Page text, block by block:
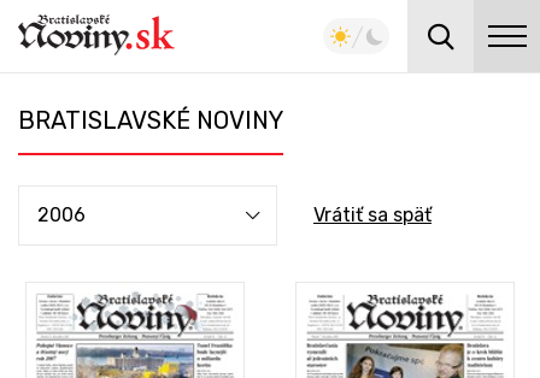
BRATISLAVSKÉ NOVINY
2006 Vrátiť sa späť